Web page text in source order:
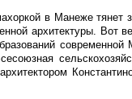
в Манеже тянет
архитектуры. Вот